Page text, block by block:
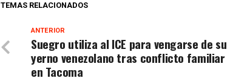
TEMAS RELACIONADOS
ANTERIOR
Suegro utiliza al ICE para vengarse de su
yerno venezolano tras conflicto familiar
en Tacoma